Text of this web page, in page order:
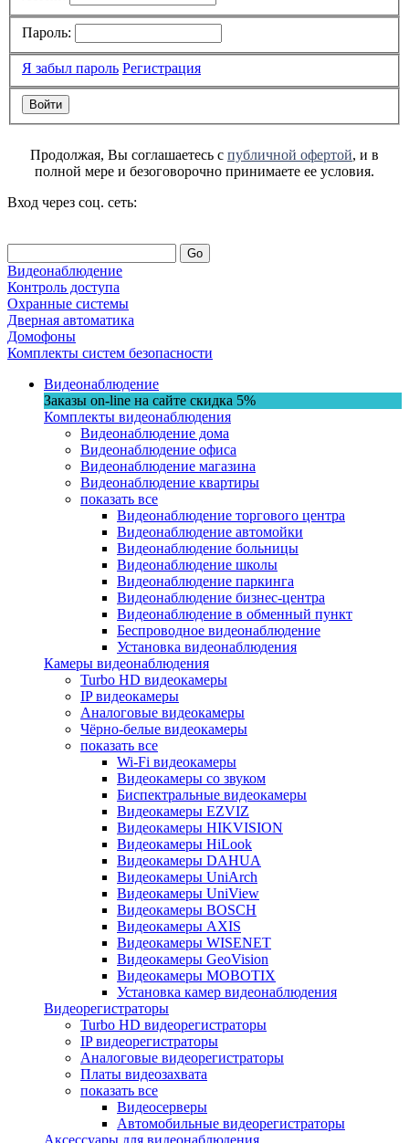
Пароль:
Я забыл пароль Регистрация
Продолжая, Вы соглашаетесь с публичной офертой, и в
полной мере и безоговорочно принимаете ее условия.
Вход через соц. сеть:
Go
Видеонаблюдение
Контроль доступа
Охранные системы
Дверная автоматика
Домофоны
Комплекты систем безопасности
Видеонаблюдение
Заказы on-line на сaйте скидка 5%
Комплекты видеонаблюдения
Видеонаблюдение дома
Видеонаблюдение офиса
Видеонаблюдение магазина
Видеонаблюдение квартиры
показать все
Видеонаблюдение торгового центра
Видеонаблюдение автомойки
Видеонаблюдение больницы
Видеонаблюдение школы
Видеонаблюдение паркинга
Видеонаблюдение бизнес-центра
Видеонаблюдение в обменный пункт
Беспроводное видеонаблюдение
Установка видеонаблюдения
Камеры видеонаблюдения
Turbo HD видеокамеры
IP видеокамеры
Аналоговые видеокамеры
Чёрно-белые видеокамеры
показать все
Wi-Fi видеокамеры
Видеокамеры со звуком
Биспектральные видеокамеры
Видеокамеры EZVIZ
Видеокамеры HIKVISION
Видеокамеры HiLook
Видеокамеры DAHUA
Видеокамеры UniArch
Видеокамеры UniView
Видеокамеры BOSCH
Видеокамеры AXIS
Видеокамеры WISENET
Видеокамеры GeoVision
Видеокамеры MOBOTIX
Установка камер видеонаблюдения
Видеорегистраторы
Turbo HD видеорегистраторы
IP видеорегистраторы
Аналоговые видеорегистраторы
Платы видеозахвата
показать все
Видеосерверы
Автомобильные видеорегистраторы
Аксессуары для видеонаблюдения